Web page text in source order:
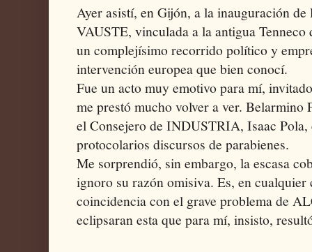
Ayer asistí, en Gijón, a la inauguración de
VAUSTE, vinculada a la antigua
un complejísimo recorrido político y
intervención europea que bien conocí.
Fue un acto muy emotivo para mí,
me prestó mucho volver a ver. Belarmino
el Consejero de INDUSTRIA, Isaac
protocolarios discursos de parabienes.
Me sorprendió, sin embargo, la escasa
ignoro su razón omisiva. Es, en cualquier
coincidencia con el grave problema de
eclipsaran esta que para mí, insisto,